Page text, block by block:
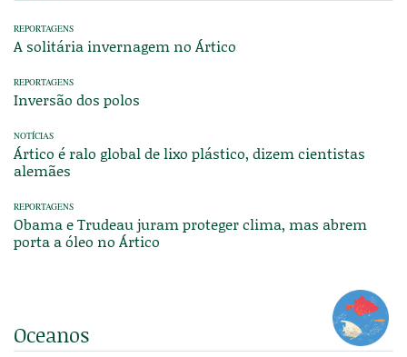
REPORTAGENS
A solitária invernagem no Ártico
REPORTAGENS
Inversão dos polos
NOTÍCIAS
Ártico é ralo global de lixo plástico, dizem cientistas
alemães
REPORTAGENS
Obama e Trudeau juram proteger clima, mas abrem
porta a óleo no Ártico
Oceanos